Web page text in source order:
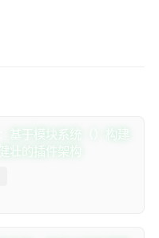
JExten：基于Java模块系统（JPMS）构建
健壮的插件架构